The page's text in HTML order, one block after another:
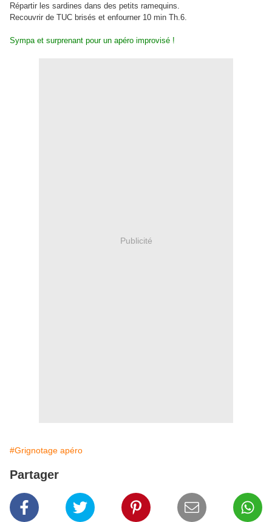
Répartir les sardines dans des petits ramequins.
Recouvrir de TUC brisés et enfourner 10 min Th.6.
Sympa et surprenant pour un apéro improvisé !
Publicité
#Grignotage apéro
Partager